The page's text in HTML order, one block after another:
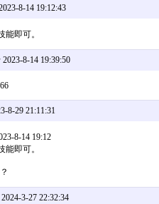
8-14 19:12:43
能即可。
8-14 19:39:50
8-29 21:11:31
8-14 19:12
能即可。
3-27 22:32:34